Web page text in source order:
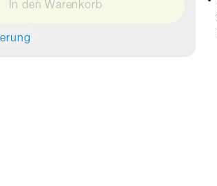
In den Warenkorb